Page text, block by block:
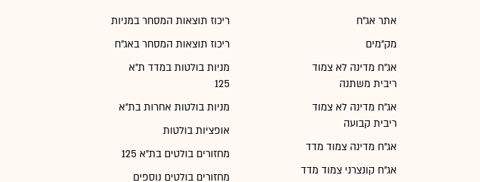
אתר אג"ח
מק"מים
אג"ח מדינה לא צמוד
ריבית משתנה
אג"ח מדינה לא צמוד
ריבית קבועה
אג"ח מדינה צמוד מדד
אג"ח קונצרני צמוד מדד
ריכוז תוצאות המסחר במניות
ריכוז תוצאות המסחר באג"ח
מניות בולטות במדד ת"א
125
מניות בולטות אחרות בת"א
אופציות בולטות
מחזורים בולטים בת"א 125
מחזורים בולטים נוספים